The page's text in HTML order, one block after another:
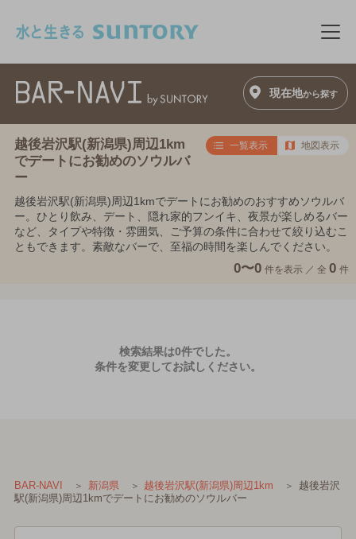
メ
現在地から探す
越後岩沢駅(新潟県)周辺1km
でデートにお勧めのソウルバ
ー
一覧表示 地図表示
越後岩沢駅(新潟県)周辺1kmでデートにお勧めのおすすめソウルバ
ー。ひとり飲み、デート、隠れ家的フンイキ、夜景が楽しめるバー
など、タイプや特徴・雰囲気、ご予算の条件に合わせて絞り込むこ
ともできます。素敵なバーで、至福の時間を楽しんでください。
0〜0 件を表示 ／ 全 0 件
検索結果は0件でした。
条件を変更してお試しください。
BAR-NAVI 新潟県 越後岩沢駅(新潟県)周辺1km
越後岩沢
駅(新潟県)周辺1kmでデートにお勧めのソウルバー